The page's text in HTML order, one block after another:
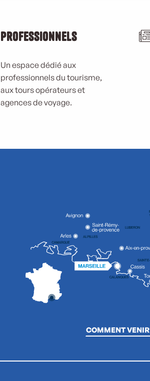
Professionnels
Un espace dédié aux
professionnels du tourisme,
aux tours opérateurs et
agences de voyage.
COMMENT VENIR